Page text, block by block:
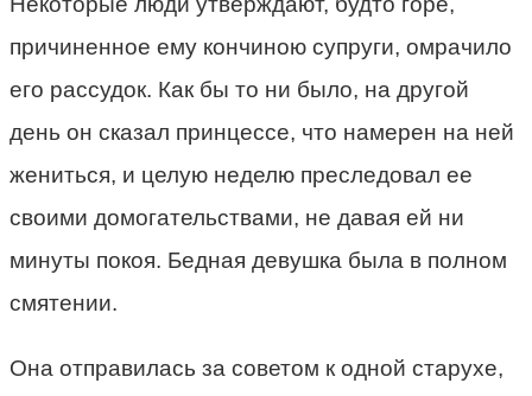
причиненное ему кончиною супруги, омрачило
его рассудок. Как бы то ни было, на другой
день он сказал принцессе, что намерен на ней
жениться, и целую неделю преследовал ее
своими домогательствами, не давая ей ни
минуты покоя. Бедная девушка была в полном
смятении.
Она отправилась за советом к одной старухе,